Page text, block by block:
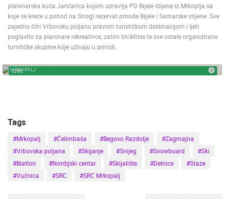
planinarska kuća Jančarica kojom upravlja PD Bijele stijene iz Mrkoplja sa
koje se kreće u pohod na Strogi rezervat prirode Bijele i Samarske stijene. Sve
zajedno čini Vrbovsku poljanu pravom turističkom destinacijom i ljeti
poglavito za planinare rekreativce, zatim bicikliste te sve ostale organizirane
turističke skupine koje uživaju u prirodi.
LIVE
MRKOPALJ
Tags
#Mrkopalj #Čelimbaša #Begovo Razdolje
#Zagmajna
#Vrbovska poljana
#Skijanje #Snijeg #Snowboard
#Ski
#Biatlon
#Nordijski centar #Skijalište #Delnice
#Staze
#Vučnica
#SRC #SRC Mrkopalj